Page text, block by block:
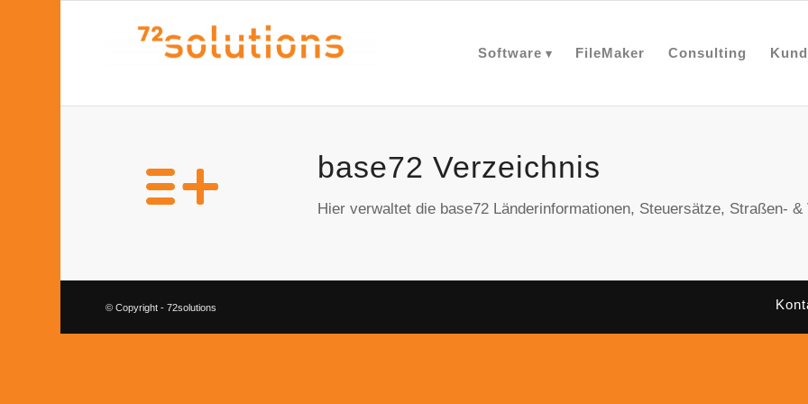
Software FileMaker Consulting
base72 Verzeichnis
Hier verwaltet die base72 Länderinformationen, Steuersätze, Straßen-
© Copyright - 72solutions